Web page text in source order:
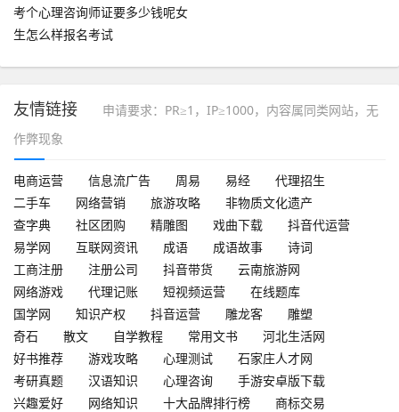
考个心理咨询师证要多少钱呢女
生怎么样报名考试
友情链接
申请要求：PR≥1，IP≥1000，内容属同类网站，无
作弊现象
电商运营 信息流广告 周易 易经
代理招生
二手车
网络营销 旅游攻略
非物质文化遗产
查字典
社区团购 精雕图 戏曲下载
抖音代运营
易学网
互联网资讯 成语 成语故事
诗词
工商注册
注册公司 抖音带货
云南旅游网
网络游戏
代理记账 短视频运营
在线题库
国学网
知识产权 抖音运营 雕龙客
雕塑
奇石
散文 自学教程 常用文书
河北生活网
好书推荐
游戏攻略 心理测试
石家庄人才网
考研真题
汉语知识 心理咨询
手游安卓版下载
兴趣爱好
网络知识 十大品牌排行榜
商标交易